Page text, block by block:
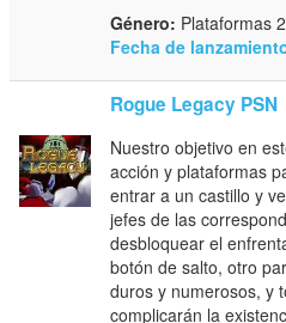
Género: Plataformas
Fecha de
Rogue Legacy PSN
Nuestro objetivo en
acción y plataformas
entrar a un castillo y
jefes de las
desbloquear el
botón de salto, otro
duros y numerosos, y
complicarán la